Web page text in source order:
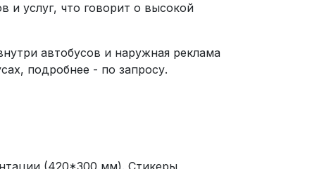
и услуг, что говорит о высокой
автобусов и наружная реклама
подробнее - по запросу.
(420*300 мм). Стикеры